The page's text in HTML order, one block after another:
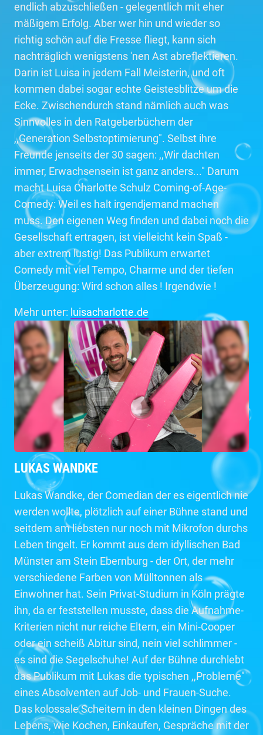
endlich abzuschließen - gelegentlich mit eher
mäßigem Erfolg. Aber wer hin und wieder so
richtig schön auf die Fresse fliegt, kann sich
nachträglich wenigstens 'nen Ast abreflektieren.
Darin ist Luisa in jedem Fall Meisterin, und oft
kommen dabei sogar echte Geistesblitze um die
Ecke. Zwischendurch stand nämlich auch was
Sinnvolles in den Ratgeberbüchern der
,,Generation Selbstoptimierung". Selbst ihre
Freunde jenseits der 30 sagen: ,,Wir dachten
immer, Erwachsensein ist ganz anders..." Darum
macht Luisa Charlotte Schulz Coming-of-Age-
Comedy: Weil es halt irgendjemand machen
muss. Den eigenen Weg finden und dabei noch die
Gesellschaft ertragen, ist vielleicht kein Spaß -
aber extrem lustig! Das Publikum erwartet
Comedy mit viel Tempo, Charme und der tiefen
Überzeugung: Wird schon alles ! Irgendwie !
Mehr unter: luisacharlotte.de
LUKAS WANDKE
Lukas Wandke, der Comedian der es eigentlich nie
werden wollte, plötzlich auf einer Bühne stand und
seitdem am liebsten nur noch mit Mikrofon durchs
Leben tingelt. Er kommt aus dem idyllischen Bad
Münster am Stein Ebernburg - der Ort, der mehr
verschiedene Farben von Mülltonnen als
Einwohner hat. Sein Privat-Studium in Köln prägte
ihn, da er feststellen musste, dass die Aufnahme-
Kriterien nicht nur reiche Eltern, ein Mini-Cooper
oder ein scheiß Abitur sind, nein viel schlimmer -
es sind die Segelschuhe! Auf der Bühne durchlebt
das Publikum mit Lukas die typischen ,,Probleme"
eines Absolventen auf Job- und Frauen-Suche.
Das kolossale Scheitern in den kleinen Dingen des
Lebens, wie Kochen, Einkaufen, Gespräche mit der